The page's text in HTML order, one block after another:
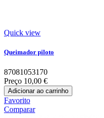
Quick view
Queimador piloto
87081053170
Preço 10,00 €
Adicionar ao carrinho
Favorito
Comparar